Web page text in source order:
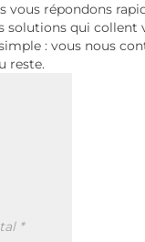
vous répondons
solutions qui collent
: vous nous
reste.